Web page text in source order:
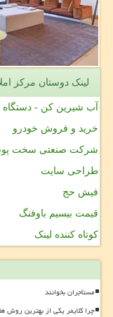
لینک دوستان مركز
آب شیرین کن -
خرید و فروش خودرو
شرکت صنعتی سخت
طراحی سایت
فیش حج
قیمت بیسیم باوفنگ
کوتاه کننده لینک
مستأجران بخوانند
چرا کلایمر یکی از بهترین روش